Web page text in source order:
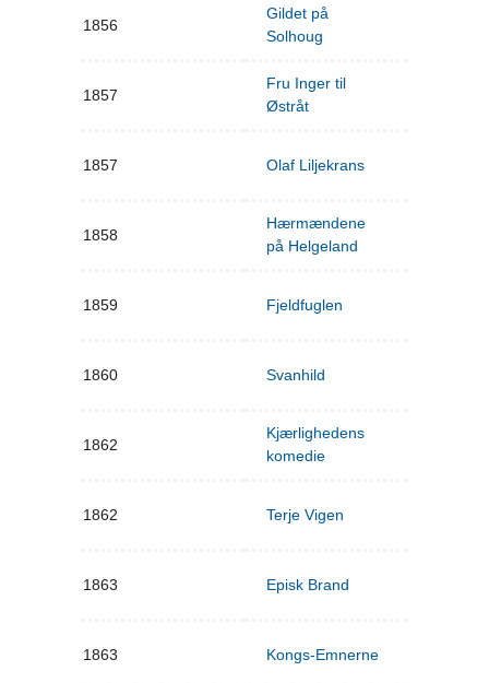
1856
Gildet på
Solhoug
1857
Fru Inger til
Østråt
1857 Olaf Liljekrans
1858
Hærmændene
på Helgeland
1859 Fjeldfuglen
1860 Svanhild
1862
Kjærlighedens
komedie
1862 Terje Vigen
1863 Episk Brand
1863 Kongs-Emnerne